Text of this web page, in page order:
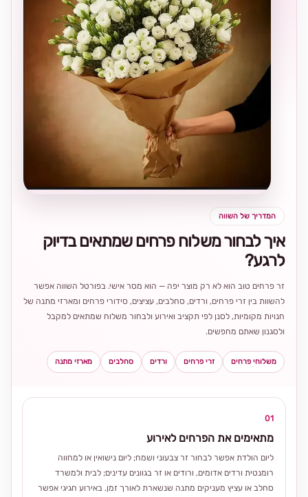
המדריך של השווה
איך לבחור משלוח פרחים שמתאים בדיוק
לרגע?
זר פרחים טוב הוא לא רק מוצר יפה — הוא מסר אישי. בפורטל השווה אפשר
להשוות בין זרי פרחים, ורדים, סחלבים, עציצים, סידורי פרחים ומארזי מתנה של
חנויות מקומיות, לסנן לפי תקציב ואירוע ולבחור משלוח שמתאים למקבל
ולסגנון שאתם מחפשים.
משלוחי פרחים זרי פרחים ורדים סחלבים מארזי מתנה
01
מתאימים את הפרחים לאירוע
ליום הולדת אפשר לבחור זר צבעוני ושמח; ליום נישואין או למחווה
רומנטית ורדים אדומים, ורודים או זר בגוונים עדינים; לבית ולמשרד
סחלב או עציץ מעניקים מתנה שנשארת לאורך זמן. באירוע חגיגי אפשר